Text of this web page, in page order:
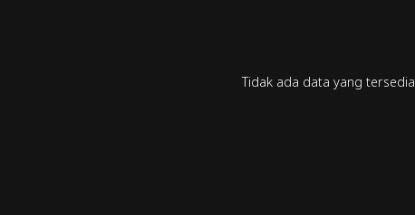
Tidak ada data yang tersedia